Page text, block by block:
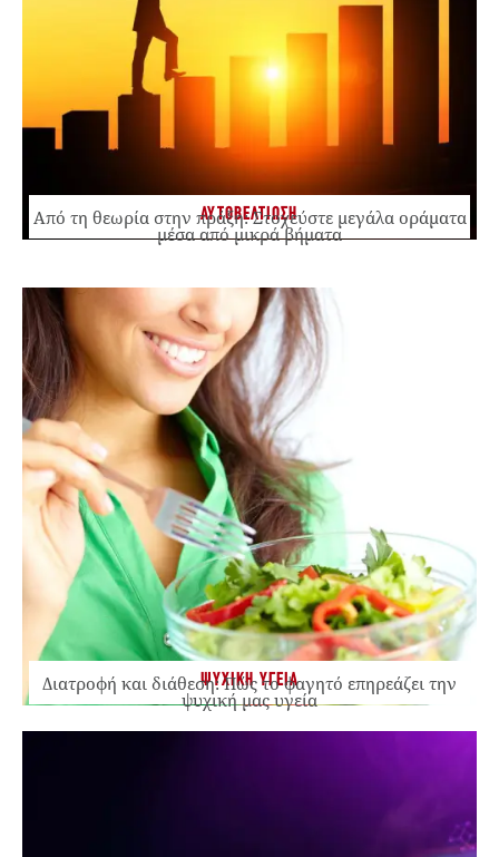
ΑΥΤΟΒΕΛΤΙΩΣΗ
Από τη θεωρία στην πράξη: Στοχεύστε μεγάλα οράματα
μέσα από μικρά βήματα
ΨΥΧΙΚΗ ΥΓΕΙΑ
Διατροφή και διάθεση: Πώς το φαγητό επηρεάζει την
ψυχική μας υγεία